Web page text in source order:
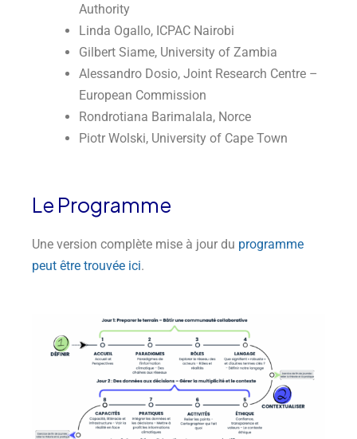
Authority
Linda Ogallo, ICPAC Nairobi
Gilbert Siame, University of Zambia
Alessandro Dosio, Joint Research Centre –
European Commission
Rondrotiana Barimalala, Norce
Piotr Wolski, University of Cape Town
Le Programme
Une version complète mise à jour du programme
peut être trouvée ici.